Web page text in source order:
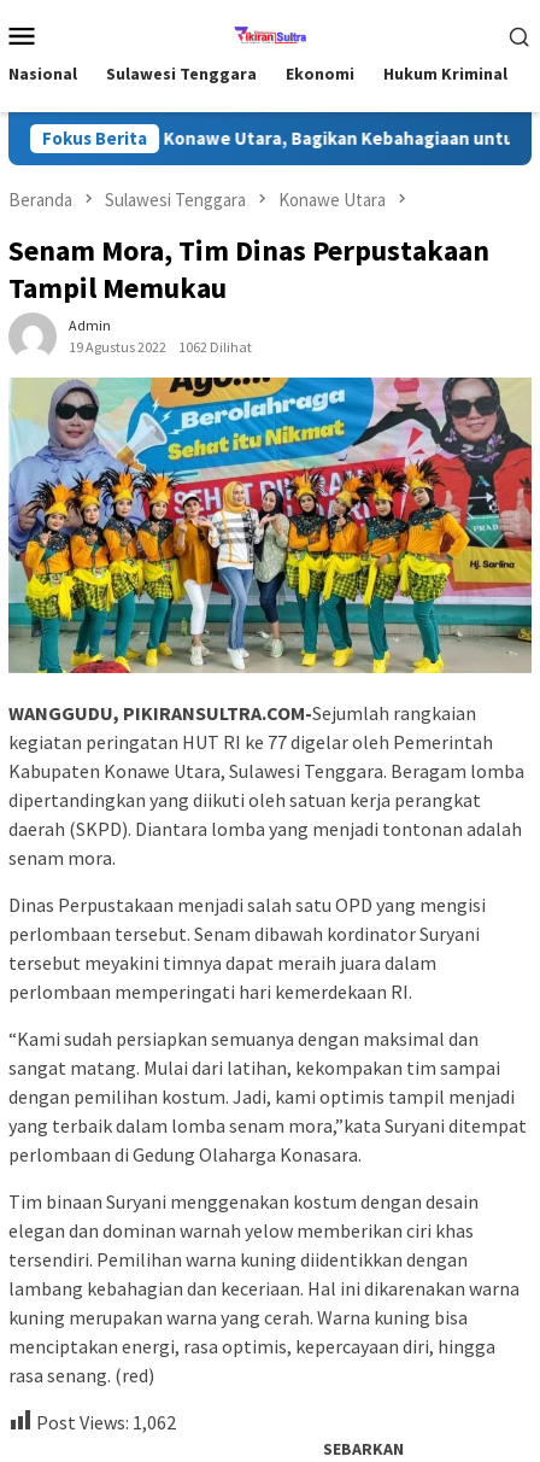
ke
Mobile
Nasional Sulawesi Tenggara Ekonomi Hukum Kriminal
Fokus Berita
Ramadhan di Konawe Utara, Bagikan Kebahagiaan untuk
Beranda Sulawesi Tenggara Konawe Utara
Senam Mora, Tim Dinas Perpustakaan
Tampil Memukau
Admin
19 Agustus 2022
1062 Dilihat
WANGGUDU, PIKIRANSULTRA.COM-Sejumlah rangkaian
kegiatan peringatan HUT RI ke 77 digelar oleh Pemerintah
Kabupaten Konawe Utara, Sulawesi Tenggara. Beragam lomba
dipertandingkan yang diikuti oleh satuan kerja perangkat
daerah (SKPD). Diantara lomba yang menjadi tontonan adalah
senam mora.
Dinas Perpustakaan menjadi salah satu OPD yang mengisi
perlombaan tersebut. Senam dibawah kordinator Suryani
tersebut meyakini timnya dapat meraih juara dalam
perlombaan memperingati hari kemerdekaan RI.
“Kami sudah persiapkan semuanya dengan maksimal dan
sangat matang. Mulai dari latihan, kekompakan tim sampai
dengan pemilihan kostum. Jadi, kami optimis tampil menjadi
yang terbaik dalam lomba senam mora,”kata Suryani ditempat
perlombaan di Gedung Olaharga Konasara.
Tim binaan Suryani menggenakan kostum dengan desain
elegan dan dominan warnah yelow memberikan ciri khas
tersendiri. Pemilihan warna kuning diidentikkan dengan
lambang kebahagian dan keceriaan. Hal ini dikarenakan warna
kuning merupakan warna yang cerah. Warna kuning bisa
menciptakan energi, rasa optimis, kepercayaan diri, hingga
rasa senang. (red)
Post Views: 1,062
SEBARKAN